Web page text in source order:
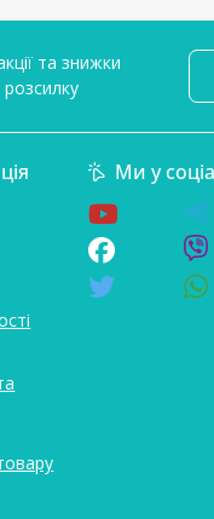
та знижки
Ми у